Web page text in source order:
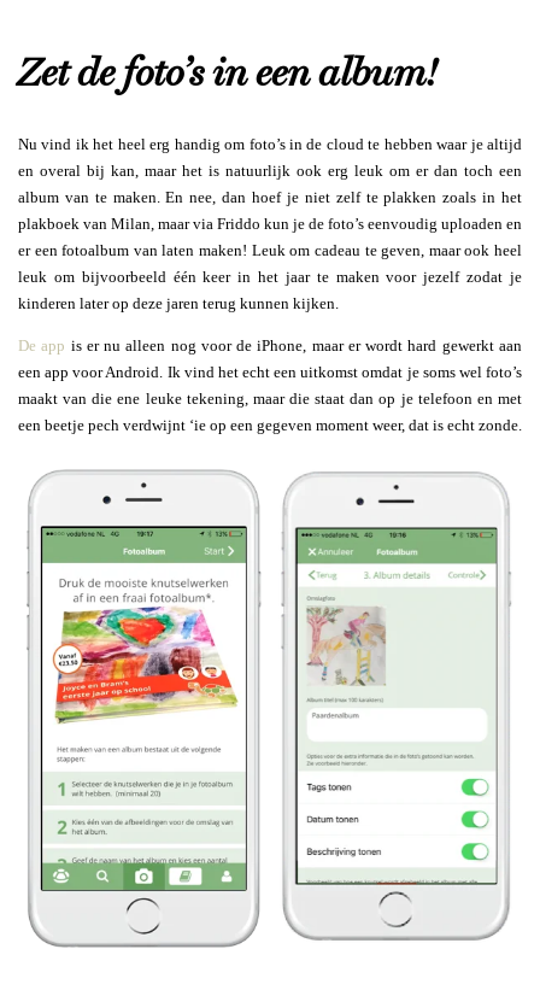
Zet de foto’s in een album!
Nu vind ik het heel erg handig om foto’s in de cloud te hebben waar je altijd
en overal bij kan, maar het is natuurlijk ook erg leuk om er dan toch een
album van te maken. En nee, dan hoef je niet zelf te plakken zoals in het
plakboek van Milan, maar via Friddo kun je de foto’s eenvoudig uploaden en
er een fotoalbum van laten maken! Leuk om cadeau te geven, maar ook heel
leuk om bijvoorbeeld één keer in het jaar te maken voor jezelf zodat je
kinderen later op deze jaren terug kunnen kijken.
De app is er nu alleen nog voor de iPhone, maar er wordt hard gewerkt aan
een app voor Android. Ik vind het echt een uitkomst omdat je soms wel foto’s
maakt van die ene leuke tekening, maar die staat dan op je telefoon en met
een beetje pech verdwijnt ‘ie op een gegeven moment weer, dat is echt zonde.